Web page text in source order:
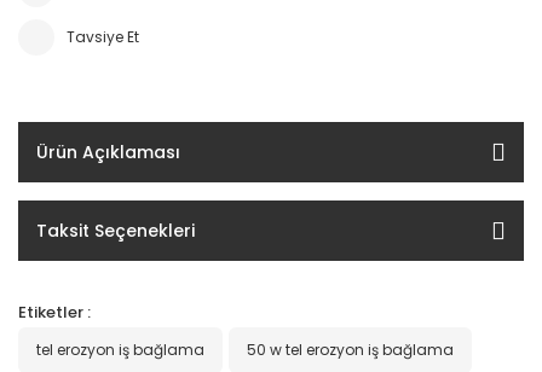
Tavsiye Et
Ürün Açıklaması
Taksit Seçenekleri
Etiketler :
tel erozyon iş bağlama 50 w tel erozyon iş bağlama